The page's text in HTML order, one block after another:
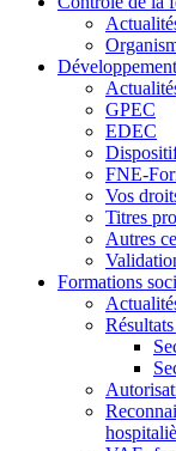
GPEC
EDEC
FNE-
Vos
Titres
Autres
Formations